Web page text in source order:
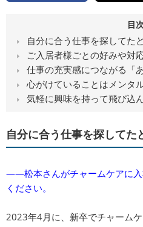
目次
自分に合う仕事を探してた
ご入居者様ごとの好みや対
仕事の充実感につながる「
心がけていることはメンタ
気軽に興味を持って飛び込
自分に合う仕事を探してた
――松本さんがチャームケアに
ください。
2023年4月に、新卒でチャームケ